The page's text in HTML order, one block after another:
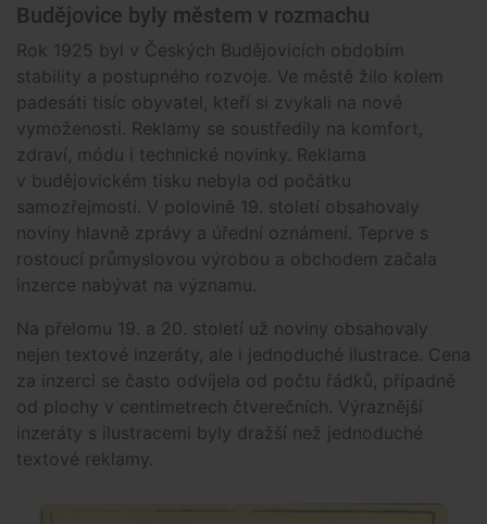
Budějovice byly městem v rozmachu
Rok 1925 byl v Českých Budějovicích obdobím
stability a postupného rozvoje. Ve městě žilo kolem
padesáti tisíc obyvatel, kteří si zvykali na nové
vymoženosti. Reklamy se soustředily na komfort,
zdraví, módu i technické novinky. Reklama
v budějovickém tisku nebyla od počátku
samozřejmostí. V polovině 19. století obsahovaly
noviny hlavně zprávy a úřední oznámení. Teprve s
rostoucí průmyslovou výrobou a obchodem začala
inzerce nabývat na významu.
Na přelomu 19. a 20. století už noviny obsahovaly
nejen textové inzeráty, ale i jednoduché ilustrace. Cena
za inzerci se často odvíjela od počtu řádků, případně
od plochy v centimetrech čtverečních. Výraznější
inzeráty s ilustracemi byly dražší než jednoduché
textové reklamy.